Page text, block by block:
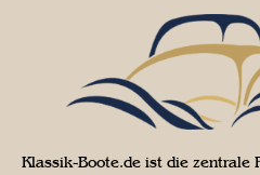
Klassik-Boote.de ist die zentrale